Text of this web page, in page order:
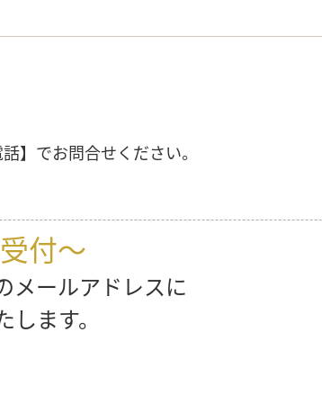
】でお問合せください。
付～
メールアドレスに
ます。